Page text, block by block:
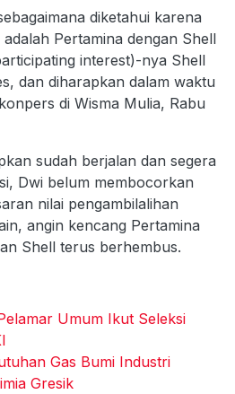
diketahui karena
Pertamina dengan Shell
interest)-nya Shell
dan diharapkan dalam waktu
di Wisma Mulia, Rabu
sudah berjalan dan segera
Dwi belum membocorkan
nilai pengambilalihan
angin kencang Pertamina
Shell terus berhembus.
Umum Ikut Seleksi
Gas Bumi Industri
Gresik